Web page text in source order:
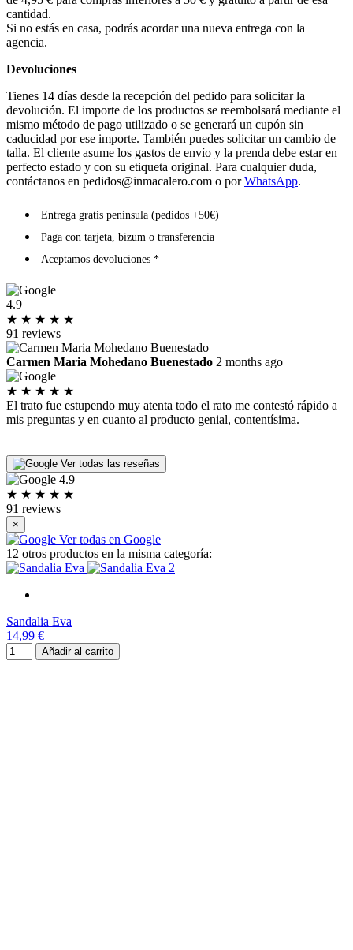
cantidad.
Si no estás en casa, podrás acordar una nueva entrega con la
agencia.
Devoluciones
Tienes 14 días desde la recepción del pedido para solicitar la
devolución. El importe de los productos se reembolsará mediante el
mismo método de pago utilizado o se generará un cupón sin
caducidad por ese importe. También puedes solicitar un cambio de
talla. El cliente asume los gastos de envío y la prenda debe estar en
perfecto estado y con su etiqueta original. Para cualquier duda,
contáctanos en pedidos@inmacalero.com o porWhatsApp.
Entrega gratis península (pedidos +50€)
Paga con tarjeta, bizum o transferencia
Aceptamos devoluciones *
4.9
★ ★ ★ ★ ★
91 reviews
Carmen Maria Mohedano Buenestado 2 months ago
★ ★ ★ ★ ★
El trato fue estupendo muy atenta todo el rato me contestó rápido a
mis preguntas y en cuanto al producto genial, contentísima.
Ver todas las reseñas
4.9
★ ★ ★ ★ ★
91 reviews
×
Ver todas en Google
12 otros productos en la misma categoría:
Sandalia Eva
14,99 €
Añadir al carrito